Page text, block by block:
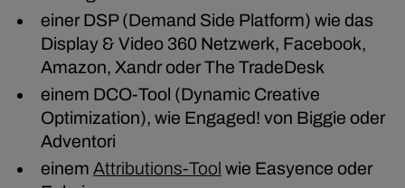
einer DSP (Demand Side Platform) wie das
Display & Video 360 Netzwerk, Facebook,
Amazon, Xandr oder The TradeDesk
einem DCO-Tool (Dynamic Creative
Optimization), wie Engaged! von Biggie oder
Adventori
einemAttributions-Tool wie Easyence oder